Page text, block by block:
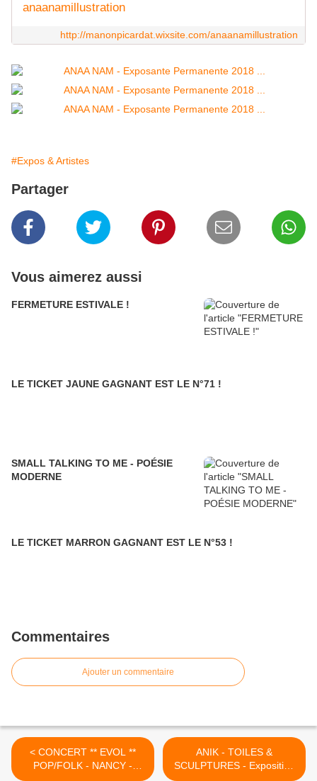
anaanamillustration
http://manonpicardat.wixsite.com/anaanamillustration
#Expos & Artistes
Partager
Vous aimerez aussi
FERMETURE ESTIVALE !
LE TICKET JAUNE GAGNANT EST LE N°71 !
SMALL TALKING TO ME - POÉSIE
MODERNE
LE TICKET MARRON GAGNANT EST LE N°53 !
Commentaires
Ajouter un commentaire
< CONCERT ** EVOL **
POP/FOLK - NANCY -
ANIK - TOILES &
SCULPTURES - Exposition